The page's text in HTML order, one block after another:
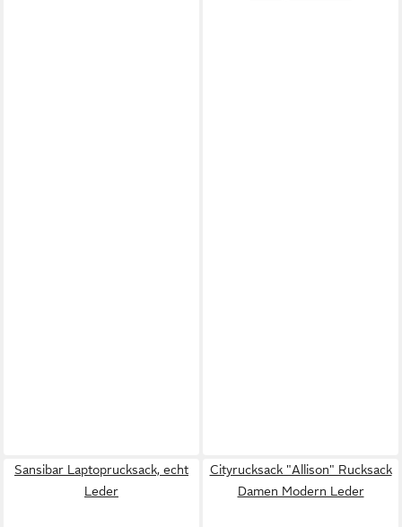
Sansibar Laptoprucksack, echt
Leder
Cityrucksack "Allison" Rucksack
Damen Modern Leder